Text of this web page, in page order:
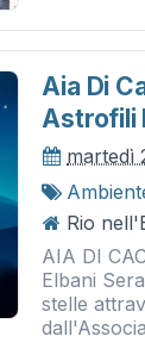
Aia Di
Astrofili
martedì
Rio
AIA DI
Elbani
stelle